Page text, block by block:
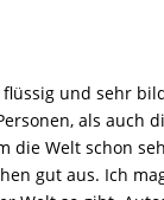
und sehr
als auch
die Welt schon
gut aus. Ich